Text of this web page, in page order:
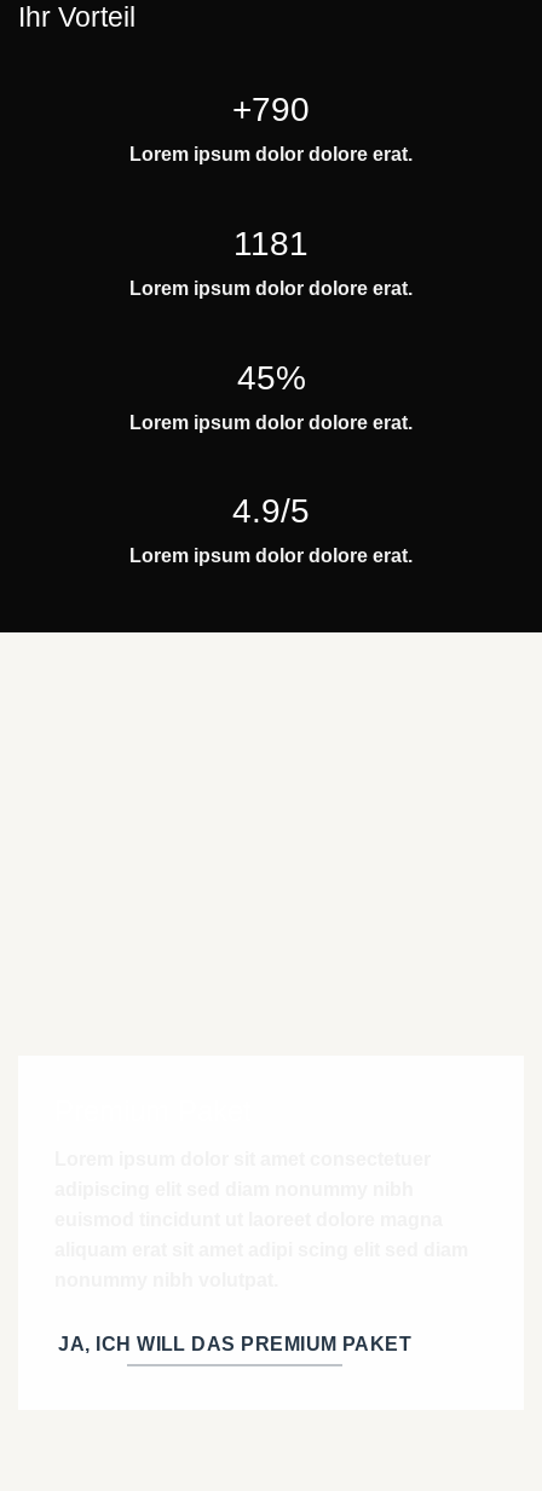
Ihr Vorteil
+790
Lorem ipsum dolor dolore erat.
1181
Lorem ipsum dolor dolore erat.
45%
Lorem ipsum dolor dolore erat.
4.9/5
Lorem ipsum dolor dolore erat.
JA, ICH WILL DAS PREMIUM PAKET